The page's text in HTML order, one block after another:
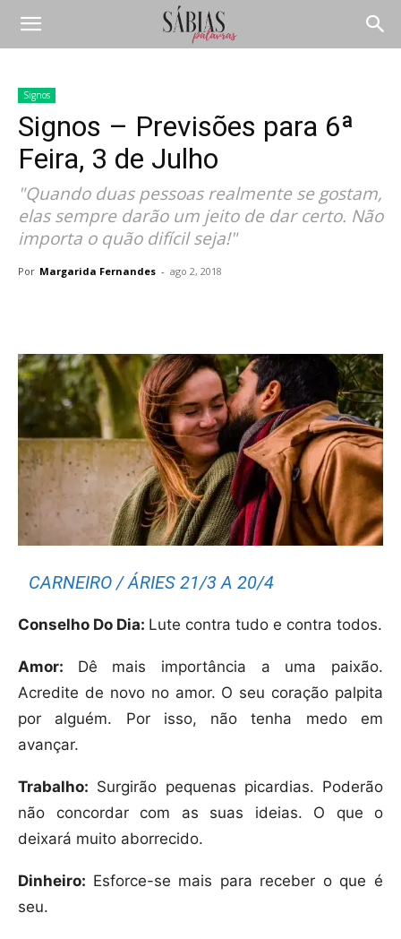
Signos
Signos – Previsões para 6ª
Feira, 3 de Julho
"Quando duas pessoas realmente se gostam,
elas sempre darão um jeito de dar certo. Não
importa o quão difícil seja!"
Por Margarida Fernandes - ago 2, 2018
CARNEIRO / ÁRIES 21/3 A 20/4
Conselho Do Dia: Lute contra tudo e contra todos.
Amor: Dê mais importância a uma paixão.
Acredite de novo no amor. O seu coração palpita
por alguém. Por isso, não tenha medo em
avançar.
Trabalho: Surgirão pequenas picardias. Poderão
não concordar com as suas ideias. O que o
deixará muito aborrecido.
Dinheiro: Esforce-se mais para receber o que é
seu.